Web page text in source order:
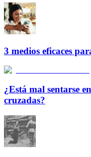
3 medios eficaces
¿Está mal sentarse
cruzadas?